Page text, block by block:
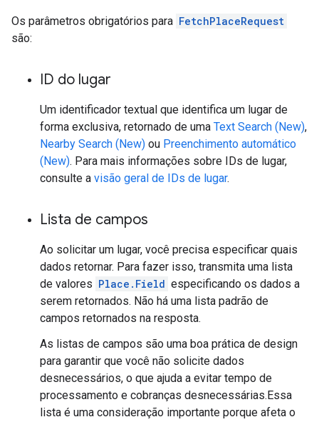
Os parâmetros obrigatórios para FetchPlaceRequest
são:
ID do lugar
Um identificador textual que identifica um lugar de
forma exclusiva, retornado de uma Text Search (New),
Nearby Search (New) ou Preenchimento automático
(New). Para mais informações sobre IDs de lugar,
consulte a visão geral de IDs de lugar.
Lista de campos
Ao solicitar um lugar, você precisa especificar quais
dados retornar. Para fazer isso, transmita uma lista
de valores Place.Field especificando os dados a
serem retornados. Não há uma lista padrão de
campos retornados na resposta.
As listas de campos são uma boa prática de design
para garantir que você não solicite dados
desnecessários, o que ajuda a evitar tempo de
processamento e cobranças desnecessárias.Essa
lista é uma consideração importante porque afeta o